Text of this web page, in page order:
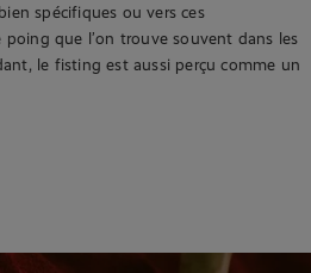
spécifiques ou vers ces
que l’on trouve souvent dans les
le fisting est aussi perçu comme un